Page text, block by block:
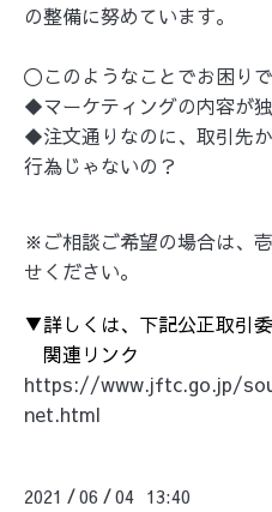
の整備に努めています。
〇このようなことでお困り
◆マーケティングの内容が
◆注文通りなのに、取引先
行為じゃないの？
※ご相談ご希望の場合は、
せください。
▼詳しくは、下記公正取引
関連リンク
https://www.jftc.go.jp/
net.html
2021 /06 /04 13:40